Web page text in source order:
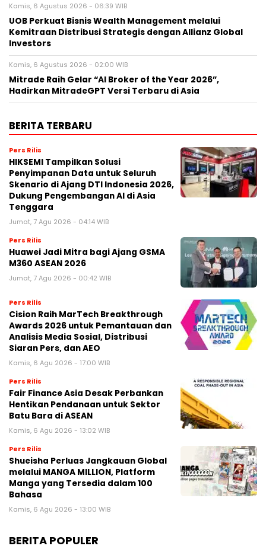
Kamis, 6 Agustus 2026 - 06:39 WIB
UOB Perkuat Bisnis Wealth Management melalui
Kemitraan Distribusi Strategis dengan Allianz Global
Investors
Kamis, 6 Agustus 2026 - 02:00 WIB
Mitrade Raih Gelar “AI Broker of the Year 2026”,
Hadirkan MitradeGPT Versi Terbaru di Asia
BERITA TERBARU
Pers Rilis
HIKSEMI Tampilkan Solusi
Penyimpanan Data untuk Seluruh
Skenario di Ajang DTI Indonesia 2026,
Dukung Pengembangan AI di Asia
Tenggara
Jumat, 7 Agu 2026 - 04:14 WIB
Pers Rilis
Huawei Jadi Mitra bagi Ajang GSMA
M360 ASEAN 2026
Jumat, 7 Agu 2026 - 00:42 WIB
Pers Rilis
Cision Raih MarTech Breakthrough
Awards 2026 untuk Pemantauan dan
Analisis Media Sosial, Distribusi
Siaran Pers, dan AEO
Kamis, 6 Agu 2026 - 17:00 WIB
Pers Rilis
Fair Finance Asia Desak Perbankan
Hentikan Pendanaan untuk Sektor
Batu Bara di ASEAN
Kamis, 6 Agu 2026 - 13:02 WIB
Pers Rilis
Shueisha Perluas Jangkauan Global
melalui MANGA MILLION, Platform
Manga yang Tersedia dalam 100
Bahasa
Kamis, 6 Agu 2026 - 13:00 WIB
BERITA POPULER